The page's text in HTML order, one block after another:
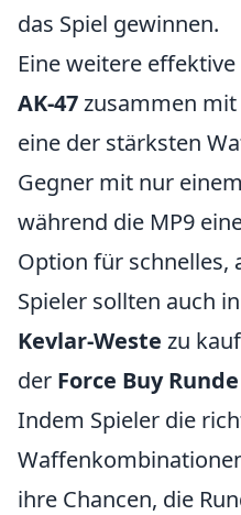
das Spiel gewinnen.
Eine weitere
AK-47zusammen
eine der stärksten
Gegner mit nur
während die MP9
Option für schnelles,
Spieler sollten auch
Kevlar-Weste zu
der Force Buy Runde
Indem Spieler die
ihre Chancen, die